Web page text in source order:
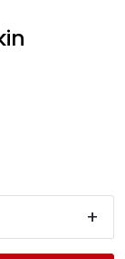
+